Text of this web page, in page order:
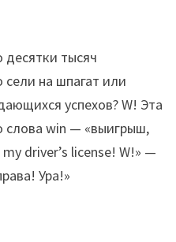
тысяч
сели на шпагат или
успехов? W! Эта
слова win — «выигрыш,
driver’s license! W!» —
Ура!»